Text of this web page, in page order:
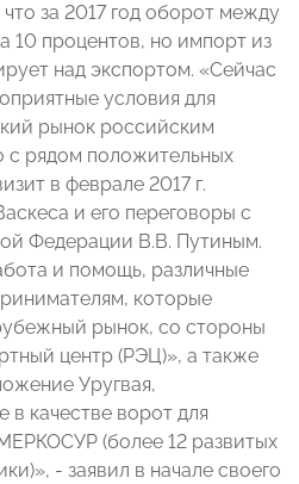
за 2017 год оборот между
10 процентов, но импорт из
над экспортом. «Сейчас
условия для
рынок российским
с рядом положительных
в феврале 2017 г.
и его переговоры с
Федерации В.В. Путиным.
и помощь, различные
которые
рынок, со стороны
центр (РЭЦ)», а также
Уругвая,
в качестве ворот для
(более 12 развитых
- заявил в начале своего